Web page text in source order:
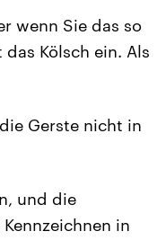
wenn Sie das so
Kölsch ein. Als
Gerste nicht in
und die
in